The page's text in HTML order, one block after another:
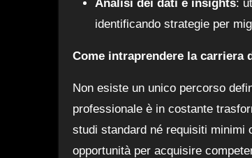
Analisi dei dati e insights:
identificando strategie per
Come intraprendere la carriera
Non esiste un unico percorso
professionale è in costante
studi standard né requisiti minimi
opportunità per acquisire